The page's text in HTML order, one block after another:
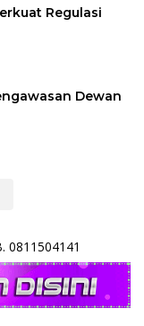
Regulasi
Dewan
0811504141